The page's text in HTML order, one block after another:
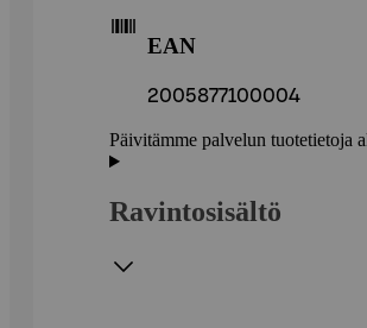
EAN
2005877100004
Päivitämme palvelun tuotetietoja
Ravintosisältö